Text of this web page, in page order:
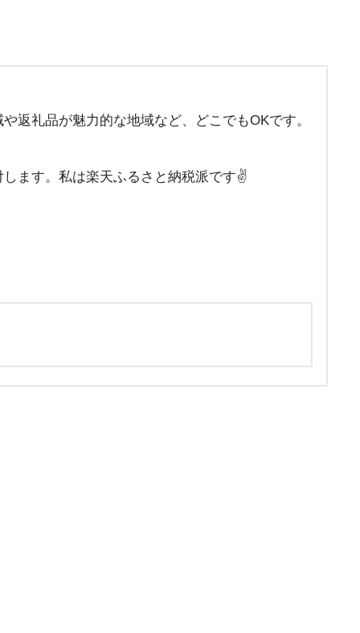
返礼品が魅力的な地域など、どこでもOKです。
ます。私は楽天ふるさと納税派です✌️